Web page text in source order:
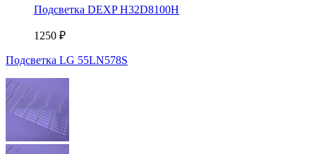
Подсветка DEXP H32D8100H
1250 ₽
Подсветка LG 55LN578S